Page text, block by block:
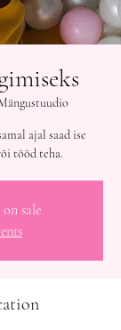
ajal saad ise
tööd teha.
sale